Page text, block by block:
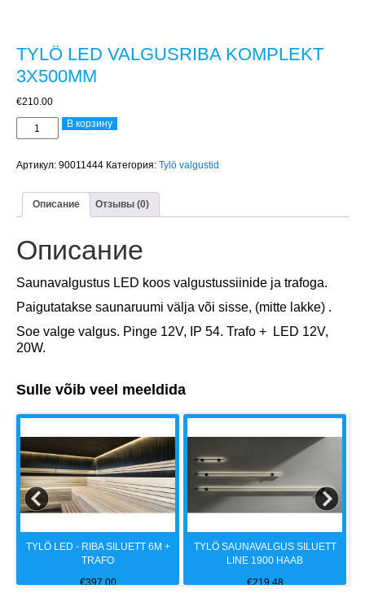
TYLÖ LED VALGUSRIBA KOMPLEKT
3X500MM
€210.00
Количество
товара
LED
KOMPLEKT
3X500MM
В корзину
Артикул: 90011444 Категория: Tylö valgustid
Описание Отзывы (0)
Описание
Saunavalgustus LED koos valgustussiinide ja trafoga.
Paigutatakse saunaruumi välja või sisse, (mitte lakke) .
Soe valge valgus. Pinge 12V, IP 54. Trafo + LED 12V,
20W.
Sulle võib veel meeldida
TYLÖ LED - RIBA SILUETT 6M +
TRAFO
€397.00
TYLÖ SAUNAVALGUS SILUETT
LINE 1900 HAAB
€219.48